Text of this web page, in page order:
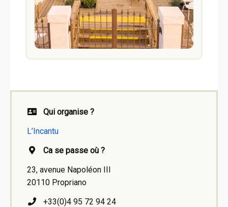
Qui organise ?
L’Incantu
Ca se passe où ?
23, avenue Napoléon III
20110 Propriano
+33(0)4 95 72 94 24